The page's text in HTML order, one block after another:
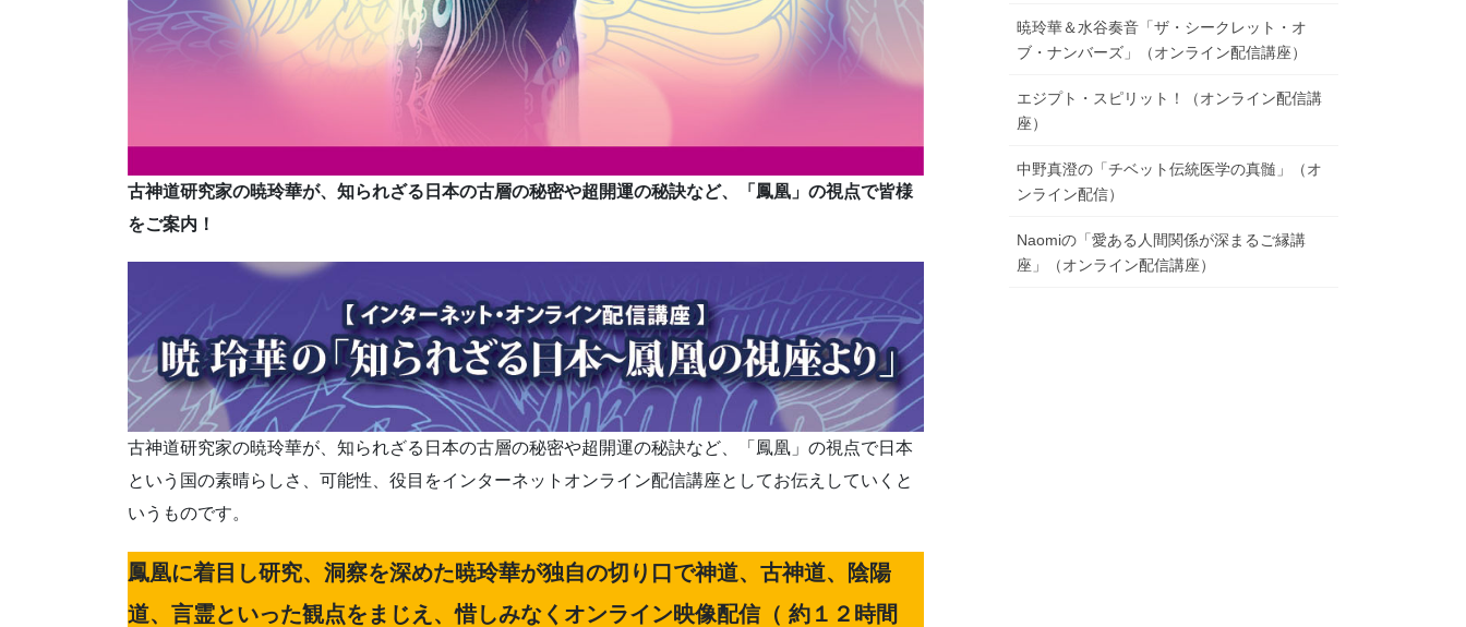
古神道研究家の暁玲華が、知られざる日本の古層の秘密や超開運の秘訣など、「鳳凰」の視点で皆様
をご案内！
古神道研究家の暁玲華が、知られざる日本の古層の秘密や超開運の秘訣など、「鳳凰」の視点で日本
という国の素晴らしさ、可能性、役目をインターネットオンライン配信講座としてお伝えしていくと
いうものです。
鳳凰に着目し研究、洞察を深めた暁玲華が独自の切り口で神道、古神道、陰陽
道、言霊といった観点をまじえ、惜しみなくオンライン映像配信（ 約１２時間
暁玲華＆水谷奏音「ザ・シークレット・オ
ブ・ナンバーズ」（オンライン配信講座）
エジプト・スピリット！（オンライン配信講
座）
中野真澄の「チベット伝統医学の真髄」（オ
ンライン配信）
Naomiの「愛ある人間関係が深まるご縁講
座」（オンライン配信講座）